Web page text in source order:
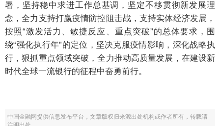
署，坚持稳中求进工作总基调，坚定不移贯彻新发展理
念，全力支持打赢疫情防控阻击战，支持实体经济发展，
按照“激发活力、敏捷反应、重点突破”的总体要求，围
绕“强化执行年”的定位，坚决克服疫情影响，深化战略执
行，狠抓重点领域突破，全力推动高质量发展，在建设新
时代全球一流银行的征程中奋勇前行。
中国金融网提供信息发布平台，文章版权归来源出处机构或作者所有，转载请